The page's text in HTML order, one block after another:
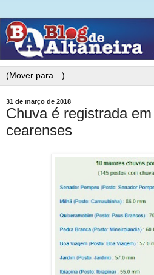
31 de março de 2018
Chuva é registrada
cearenses